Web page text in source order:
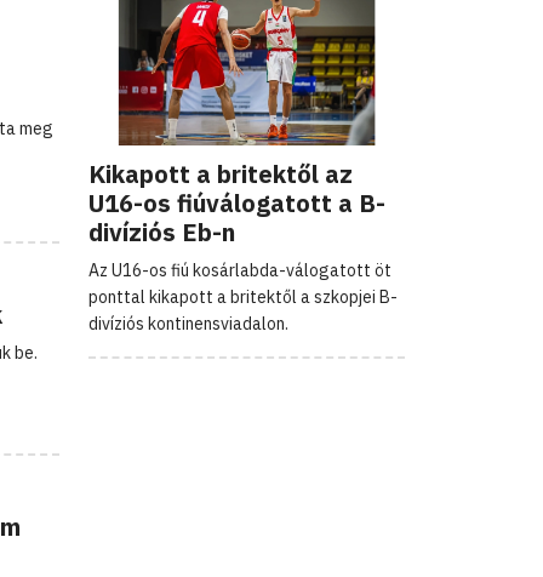
meg
be.
Kikapott a britektől az
U16-os fiúválogatott a B-
divíziós Eb-n
Az U16-os fiú kosárlabda-válogatott öt
ponttal kikapott a britektől a szkopjei B-
divíziós kontinensviadalon.